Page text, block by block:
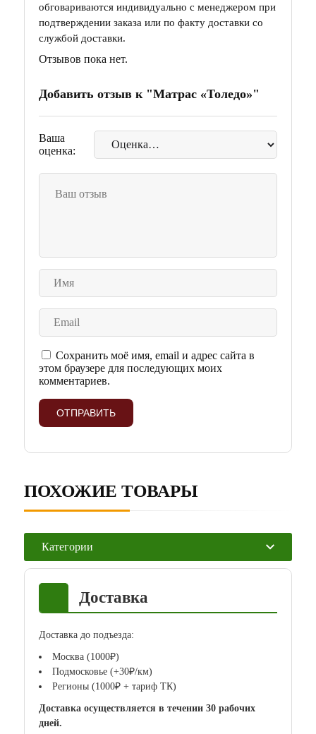
Категории
Доставка
Доставка до подъезда:
Москва (1000₽)
Подмосковье (+30₽/км)
Регионы (1000₽ + тариф ТК)
Доставка осуществляется в течении 30 рабочих
дней.
обговариваются индивидуально с менеджером при
подтверждении заказа или по факту доставки со
службой доставки.
Отзывов пока нет.
Добавить отзыв к "Матрас «Толедо»"
Ваша
оценка:
Сохранить моё имя, email и адрес сайта в
этом браузере для последующих моих
комментариев.
ПОХОЖИЕ ТОВАРЫ